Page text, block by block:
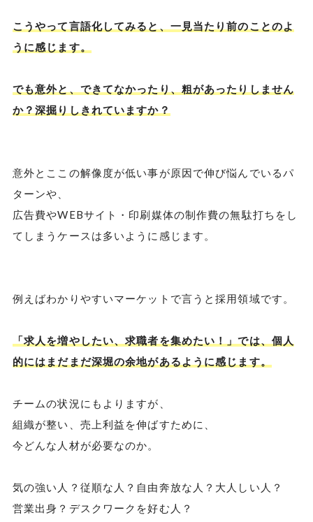
こうやって言語化してみると、一見当たり前のことのよ
うに感じます。
でも意外と、できてなかったり、粗があったりしません
か？深掘りしきれていますか？
意外とここの解像度が低い事が原因で伸び悩んでいるパ
ターンや、
広告費やWEBサイト・印刷媒体の制作費の無駄打ちをし
てしまうケースは多いように感じます。
例えばわかりやすいマーケットで言うと採用領域です。
「求人を増やしたい、求職者を集めたい！」では、個人
的にはまだまだ深堀の余地があるように感じます。
チームの状況にもよりますが、
組織が整い、売上利益を伸ばすために、
今どんな人材が必要なのか。
気の強い人？従順な人？自由奔放な人？大人しい人？
営業出身？デスクワークを好む人？